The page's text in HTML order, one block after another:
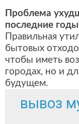
Проблема
последние
Правильная
бытовых
чтобы иметь
городах, но и
будущем.
вывоз